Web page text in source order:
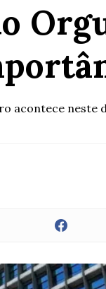
acontece neste